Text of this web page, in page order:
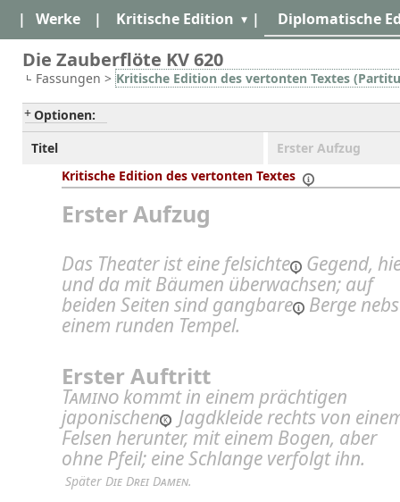
| Werke | Kritische Edition | Diplomatische
Die Zauberflöte KV 620
Fassungen > Kritische Edition des vertonten Textes
Optionen:
Titel
Erster Aufzug
Kritische Edition des vertonten Textes
Erster Aufzug
Das Theater ist eine felsichte
Gegend,
und da mit Bäumen überwachsen; auf
beiden Seiten sindgangbare
Berge
einem runden Tempel.
Erster Auftritt
Taminokommt in einem prächtigen
japonischen
Jagdkleide rechts von
Felsen herunter, mit einem Bogen, aber
ohne Pfeil; eine Schlange verfolgt ihn.
Später Die Drei Damen.